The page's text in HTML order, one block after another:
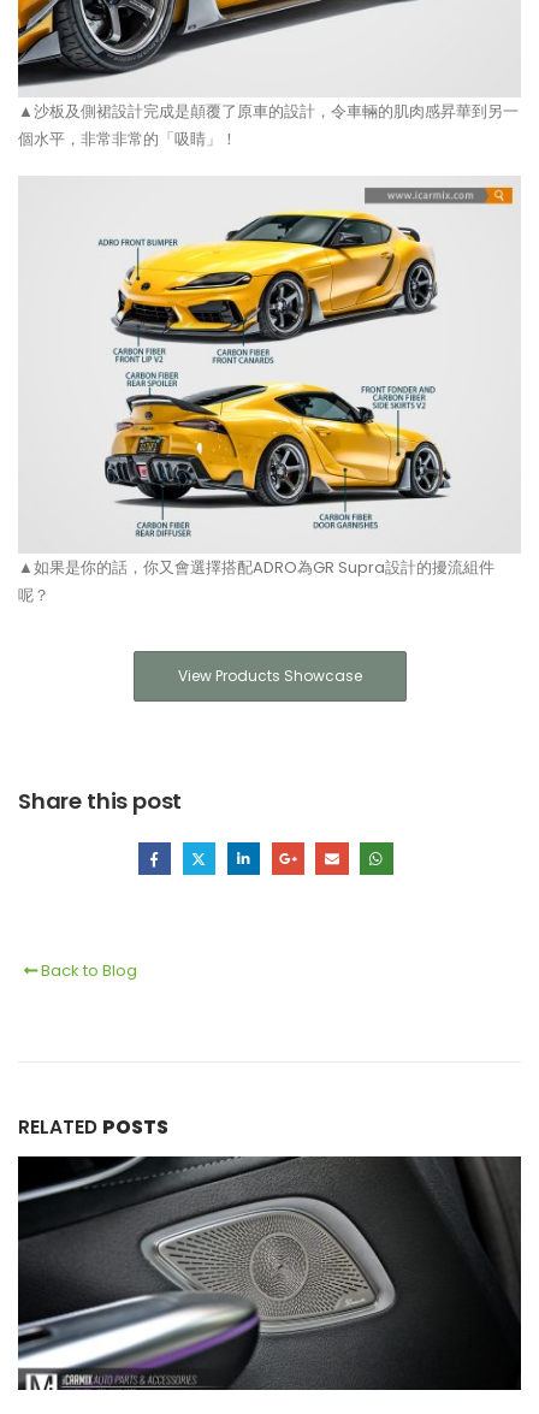
▲沙板及側裙設計完成是顛覆了原車的設計，令車輛的肌肉感昇華到另一
個水平，非常非常的「吸睛」！
▲如果是你的話，你又會選擇搭配ADRO為GR Supra設計的擾流組件
呢？
View Products Showcase
Share this post
Back to Blog
RELATED POSTS